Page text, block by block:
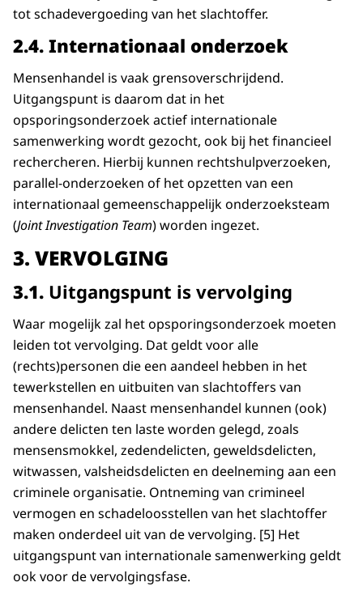
tot schadevergoeding van het slachtoffer.
2.4. Internationaal onderzoek
Mensenhandel is vaak grensoverschrijdend.
Uitgangspunt is daarom dat in het
opsporingsonderzoek actief internationale
samenwerking wordt gezocht, ook bij het financieel
rechercheren. Hierbij kunnen rechtshulpverzoeken,
parallel-onderzoeken of het opzetten van een
internationaal gemeenschappelijk onderzoeksteam
(Joint Investigation Team) worden ingezet.
3. VERVOLGING
3.1. Uitgangspunt is vervolging
Waar mogelijk zal het opsporingsonderzoek moeten
leiden tot vervolging. Dat geldt voor alle
(rechts)personen die een aandeel hebben in het
tewerkstellen en uitbuiten van slachtoffers van
mensenhandel. Naast mensenhandel kunnen (ook)
andere delicten ten laste worden gelegd, zoals
mensensmokkel, zedendelicten, geweldsdelicten,
witwassen, valsheidsdelicten en deelneming aan een
criminele organisatie. Ontneming van crimineel
vermogen en schadeloosstellen van het slachtoffer
maken onderdeel uit van de vervolging. [5] Het
uitgangspunt van internationale samenwerking geldt
ook voor de vervolgingsfase.